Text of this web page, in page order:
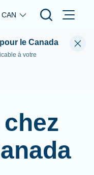
to main content
CAN
le Canada
à votre